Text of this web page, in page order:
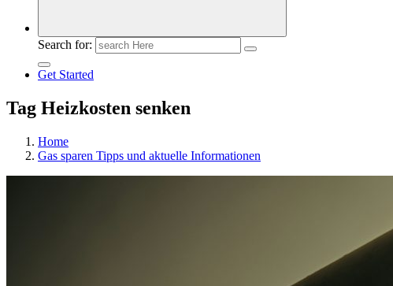
Search for:
Get Started
Tag Heizkosten senken
Home
Gas sparen Tipps und aktuelle Informationen